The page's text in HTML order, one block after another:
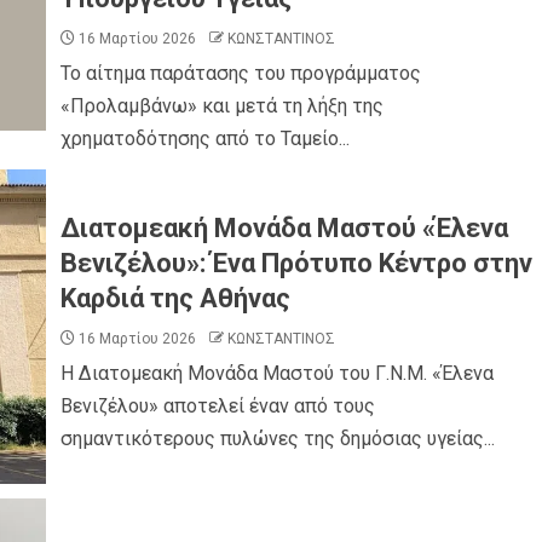
16 Μαρτίου 2026 ΚΩΝΣΤΑΝΤΙΝΟΣ
Το αίτημα παράτασης του προγράμματος
«Προλαμβάνω» και μετά τη λήξη της
χρηματοδότησης από το Ταμείο...
Διατομεακή Μονάδα Μαστού «Έλενα
Βενιζέλου»: Ένα Πρότυπο Κέντρο στην
Καρδιά της Αθήνας
16 Μαρτίου 2026 ΚΩΝΣΤΑΝΤΙΝΟΣ
Η Διατομεακή Μονάδα Μαστού του Γ.Ν.Μ. «Έλενα
Βενιζέλου» αποτελεί έναν από τους
σημαντικότερους πυλώνες της δημόσιας υγείας...
ΝΔ και
ΠΑΡΑΠΟΛΙΤΙΚΑ ΠΟΛΙΤΙΚΗ
στον
ΣΥΛΛΟΓΟΙ - ΕΝΩΣΕΙΣ